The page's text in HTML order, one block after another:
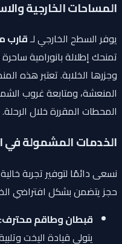
المساحات الخارجية
يوفر السطح الخارجي لـقارب
وجزرها الخلابة. تعتبر هذه
المنعشة، ومتابعة غروب
المحطات المقررة خلال الرحلة.
الخدمات المشمولة في
نسعى دائمًا لتوفير تجربة
حجز يتضمن بشكل افتراضي
قبطان وطاقم محترف:
يتولى قيادة اليخت